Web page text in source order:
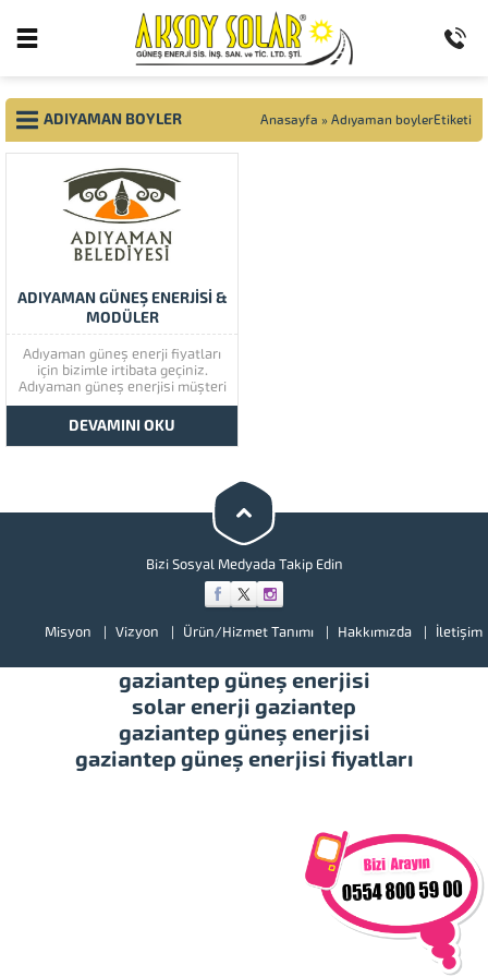
ADIYAMAN BOYLER Anasayfa » Adıyaman boylerEtiketi
ADIYAMAN GÜNEŞ ENERJİSİ &
MODÜLER
Adıyaman güneş enerji fiyatları
için bizimle irtibata geçiniz.
Adıyaman güneş enerjisi müşteri
memnuniyetine çok önem
vermektedir. Adıyaman güneş
enerjisinin kaliteli ürünlerini
görmek için lütfen ürünlerimize
illerimizde hizmet vermekteyiz.
Tüm soru,...
DEVAMINI OKU
Bizi Sosyal Medyada Takip Edin
Misyon Vizyon Ürün/Hizmet Tanımı Hakkımızda İletişim
gaziantep güneş enerjisi
solar enerji gaziantep
gaziantep güneş enerjisi
gaziantep güneş enerjisi fiyatları